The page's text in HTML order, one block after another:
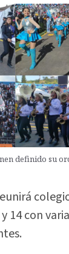
definido su
14 con